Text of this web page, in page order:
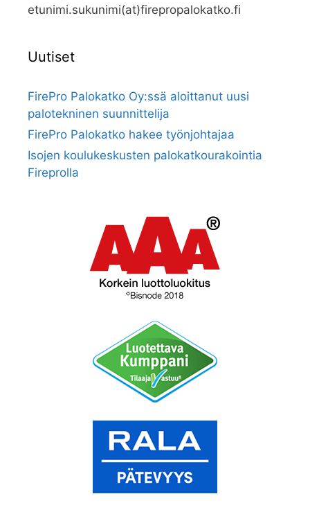
etunimi.sukunimi(at)firepropalokatko.fi
Uutiset
FirePro Palokatko Oy:ssä aloittanut uusi
palotekninen suunnittelija
FirePro Palokatko hakee työnjohtajaa
Isojen koulukeskusten palokatkourakointia
Fireprolla